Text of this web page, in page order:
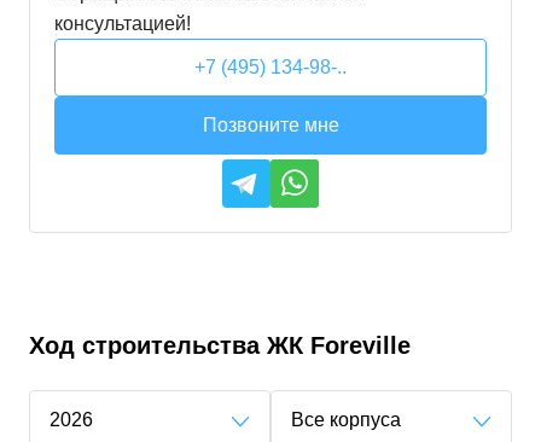
консультацией!
+7 (495) 134-98-..
Позвоните мне
Ход строительства ЖК Foreville
2026 Все корпуса